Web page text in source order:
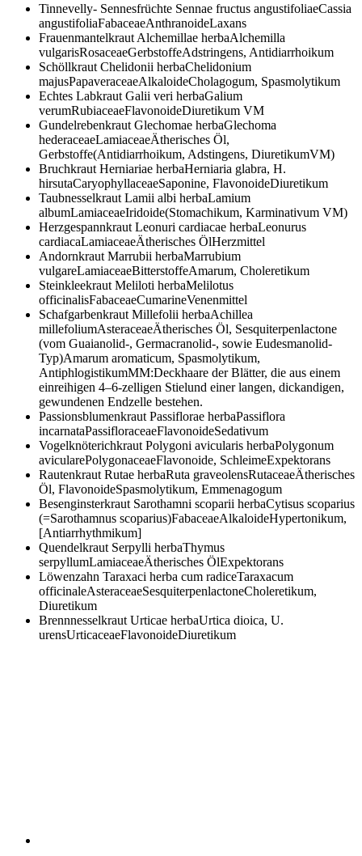
Tinnevelly- Sennesfrüchte Sennae fructus angustifoliaeCassia
angustifoliaFabaceaeAnthranoideLaxans
Frauenmantelkraut Alchemillae herbaAlchemilla
vulgarisRosaceaeGerbstoffeAdstringens, Antidiarrhoikum
Schöllkraut Chelidonii herbaChelidonium
majusPapaveraceaeAlkaloideCholagogum, Spasmolytikum
Echtes Labkraut Galii veri herbaGalium
verumRubiaceaeFlavonoideDiuretikum VM
Gundelrebenkraut Glechomae herbaGlechoma
hederaceaeLamiaceaeÄtherisches Öl,
Gerbstoffe(Antidiarrhoikum, Adstingens, DiuretikumVM)
Bruchkraut Herniariae herbaHerniaria glabra, H.
hirsutaCaryophyllaceaeSaponine, FlavonoideDiuretikum
Taubnesselkraut Lamii albi herbaLamium
albumLamiaceaeIridoide(Stomachikum, Karminativum VM)
Herzgespannkraut Leonuri cardiacae herbaLeonurus
cardiacaLamiaceaeÄtherisches ÖlHerzmittel
Andornkraut Marrubii herbaMarrubium
vulgareLamiaceaeBitterstoffeAmarum, Choleretikum
Steinkleekraut Meliloti herbaMelilotus
officinalisFabaceaeCumarineVenenmittel
Schafgarbenkraut Millefolii herbaAchillea
millefoliumAsteraceaeÄtherisches Öl, Sesquiterpenlactone
(vom Guaianolid-, Germacranolid-, sowie Eudesmanolid-
Typ)Amarum aromaticum, Spasmolytikum,
AntiphlogistikumMM:Deckhaare der Blätter, die aus einem
einreihigen 4–6-zelligen Stielund einer langen, dickandigen,
gewundenen Endzelle bestehen.
Passionsblumenkraut Passiflorae herbaPassiflora
incarnataPassifloraceaeFlavonoideSedativum
Vogelknöterichkraut Polygoni avicularis herbaPolygonum
avicularePolygonaceaeFlavonoide, SchleimeExpektorans
Rautenkraut Rutae herbaRuta graveolensRutaceaeÄtherisches
Öl, FlavonoideSpasmolytikum, Emmenagogum
Besenginsterkraut Sarothamni scoparii herbaCytisus scoparius
(=Sarothamnus scoparius)FabaceaeAlkaloideHypertonikum,
[Antiarrhythmikum]
Quendelkraut Serpylli herbaThymus
serpyllumLamiaceaeÄtherisches ÖlExpektorans
Löwenzahn Taraxaci herba cum radiceTaraxacum
officinaleAsteraceaeSesquiterpenlactoneCholeretikum,
Diuretikum
Brennnesselkraut Urticae herbaUrtica dioica, U.
urensUrticaceaeFlavonoideDiuretikum